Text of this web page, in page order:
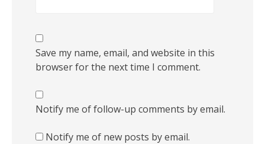
Save my name, email, and website in this
browser for the next time I comment.
Notify me of follow-up comments by email.
Notify me of new posts by email.